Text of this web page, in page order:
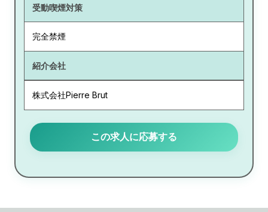
受動喫煙対策
完全禁煙
紹介会社
株式会社Pierre Brut
この求人に応募する